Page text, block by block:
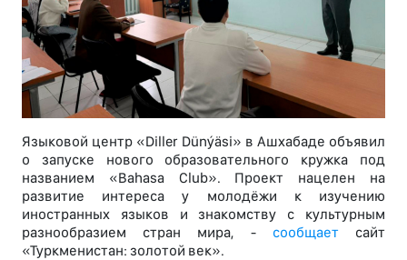
Языковой центр «Diller Dünýäsi» в Ашхабаде объявил
о запуске нового образовательного кружка под
названием «Bahasa Club». Проект нацелен на
развитие интереса у молодёжи к изучению
иностранных языков и знакомству с культурным
разнообразием стран мира, - сообщаетсайт
«Туркменистан: золотой век».